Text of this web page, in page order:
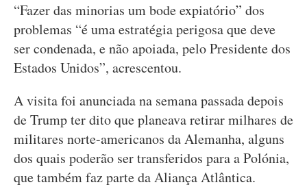
“Fazer das minorias um bode expiatório” dos
problemas “é uma estratégia perigosa que deve
ser condenada, e não apoiada, pelo Presidente dos
Estados Unidos”, acrescentou.
A visita foi anunciada na semana passada depois
de Trump ter dito que planeava retirar milhares de
militares norte-americanos da Alemanha, alguns
dos quais poderão ser transferidos para a Polónia,
que também faz parte da Aliança Atlântica.